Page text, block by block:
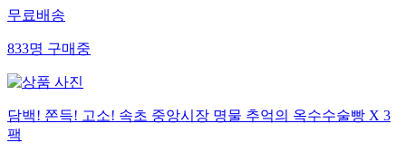
무료배송
833명구매중
담백! 쫀득! 고소! 속초 중앙시장 명물 추억의 옥수수술빵 X 3
팩